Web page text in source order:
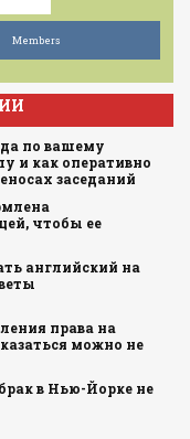
Members
по вашему
и как оперативно
заседаний
чтобы ее
английский на
права на
можно не
в Нью-Йорке не